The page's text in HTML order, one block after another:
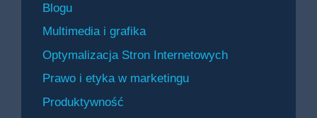
Blogu
Multimedia i grafika
Optymalizacja Stron Internetowych
Prawo i etyka w marketingu
Produktywność